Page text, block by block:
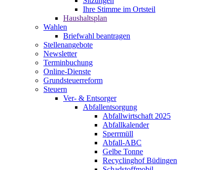
Ihre Stimme im Ortsteil
Haushaltsplan
Wahlen
Briefwahl beantragen
Stellenangebote
Newsletter
Terminbuchung
Online-Dienste
Grundsteuerreform
Steuern
Ver- & Entsorger
Abfallentsorgung
Abfallwirtschaft 2025
Abfallkalender
Sperrmüll
Abfall-ABC
Gelbe Tonne
Recyclinghof Büdingen